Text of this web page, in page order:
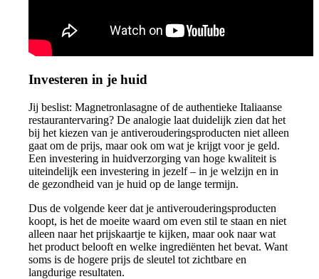
Investeren in je huid
Jij beslist: Magnetronlasagne of de authentieke Italiaanse
restaurantervaring? De analogie laat duidelijk zien dat het
bij het kiezen van je antiverouderingsproducten niet alleen
gaat om de prijs, maar ook om wat je krijgt voor je geld.
Een investering in huidverzorging van hoge kwaliteit is
uiteindelijk een investering in jezelf – in je welzijn en in
de gezondheid van je huid op de lange termijn.
Dus de volgende keer dat je antiverouderingsproducten
koopt, is het de moeite waard om even stil te staan en niet
alleen naar het prijskaartje te kijken, maar ook naar wat
het product belooft en welke ingrediënten het bevat. Want
soms is de hogere prijs de sleutel tot zichtbare en
langdurige resultaten.